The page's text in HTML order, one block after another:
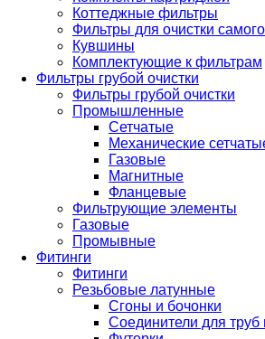
Коттеджные фильтры
Фильтры для очистки
Кувшины
Комплектующие к фильтрам
Фильтры грубой очистки
Фильтры грубой очистки
Промышленные
Сетчатые
Механические
Газовые
Магнитные
Фланцевые
Фильтрующие элементы
Газовые
Промывные
Фитинги
Фитинги
Резьбовые латунные
Сгоны и бочонки
Соединители для труб